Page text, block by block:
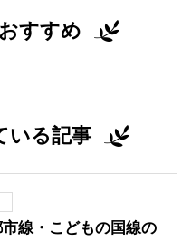
すすめ
いる記事
線・こどもの国線の